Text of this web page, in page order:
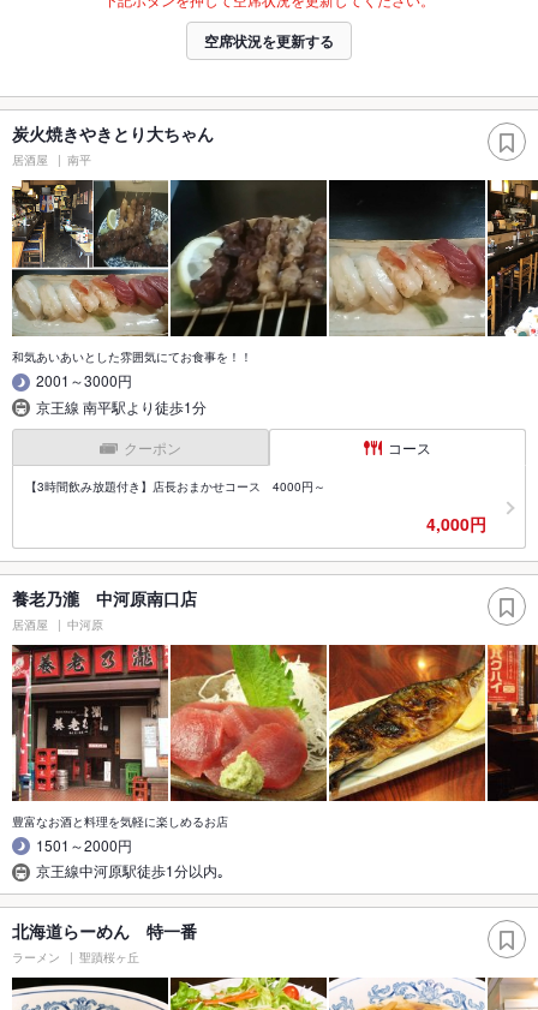
空席状況を更新する
炭火焼きやきとり大ちゃん
居酒屋 南平
和気あいあいとした雰囲気にてお食事を！！
2001～3000円
京王線 南平駅より徒歩1分
クーポン コース
【3時間飲み放題付き】店長おまかせコース 4000円～
4,000円
養老乃瀧 中河原南口店
居酒屋 中河原
豊富なお酒と料理を気軽に楽しめるお店
1501～2000円
京王線中河原駅徒歩1分以内｡
北海道らーめん 特一番
ラーメン 聖蹟桜ヶ丘